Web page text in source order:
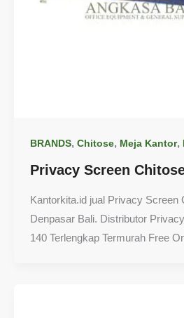
BRANDS, Chitose, Meja Kantor,
Privacy Screen
Kantorkita.id jual Privacy Screen
Denpasar Bali. Distributor
140 Terlengkap Termurah Free